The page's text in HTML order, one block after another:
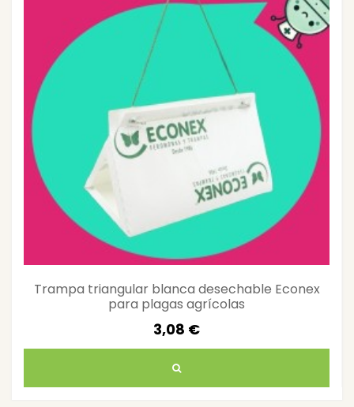
Trampa triangular blanca desechable Econex
para plagas agrícolas
3,08 €